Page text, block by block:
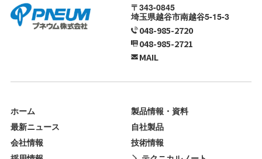
〒343-0845
埼玉県越谷市南越谷5-15-3
048-985-2720
048-985-2721
MAIL
ホーム
最新ニュース
会社情報
製品情報・資料
自社製品
技術情報